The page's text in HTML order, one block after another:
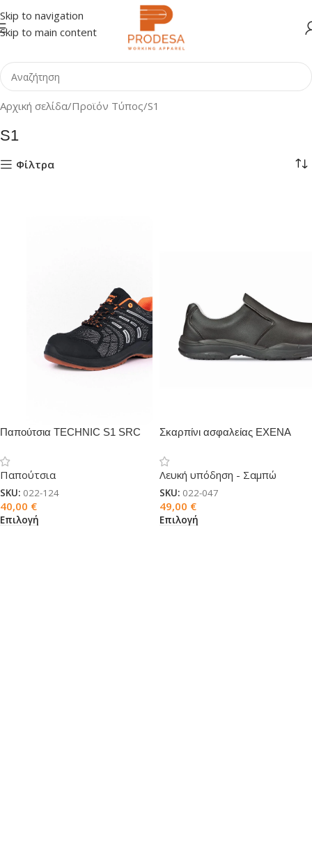
Skip to navigation
Skip to main content
Αρχική σελίδα Προϊόν Τύπος S1
S1
Φίλτρα
Παπούτσια TECHNIC S1 SRC
Παπούτσια
SKU: 022-124
40,00 €
Επιλογή
Σκαρπίνι ασφαλείας EXENA
Λευκή υπόδηση - Σαμπώ
SKU: 022-047
49,00 €
Επιλογή